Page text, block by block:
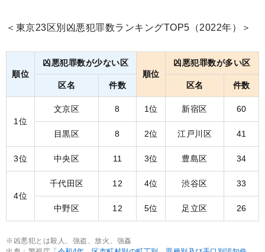
＜東京23区別凶悪犯罪数ランキングTOP5（2022年）＞
順位
凶悪犯罪数が少ない区
順位
凶悪犯罪数が多い区
区名 件数 区名 件数
1位
文京区 8 1位 新宿区 60
目黒区 8 2位 江戸川区 41
3位 中央区 11 3位 豊島区 34
4位
千代田区 12 4位 渋谷区 33
中野区 12 5位 足立区 26
※凶悪犯とは殺人、強盗、放火、強姦